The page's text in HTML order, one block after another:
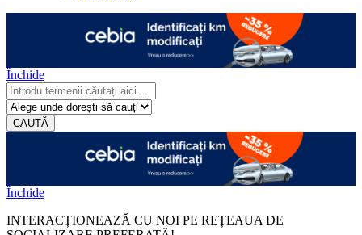
Închide
CAUTĂ
Închide
INTERACȚIONEAZĂ CU NOI PE REȚEAUA DE